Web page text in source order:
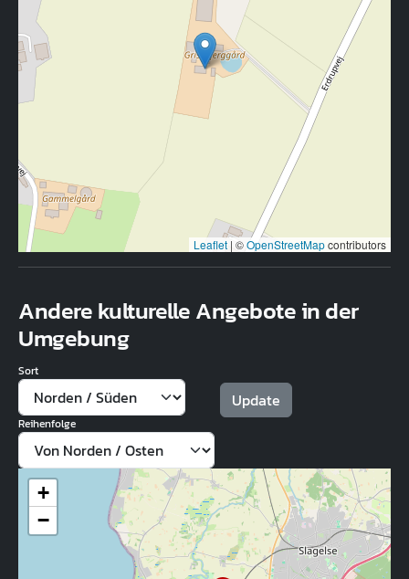
Leaflet | ©OpenStreetMapcontributors
Andere kulturelle Angebote in der
Umgebung
Sort
Reihenfolge
+
−